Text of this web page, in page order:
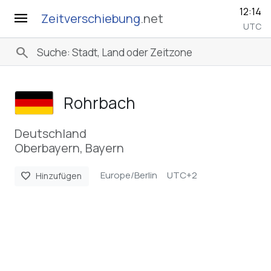
menu Zeitverschiebung.net 12:14
UTC
search
Rohrbach
Deutschland
Oberbayern, Bayern
favorite Hinzufügen Europe/Berlin UTC+2